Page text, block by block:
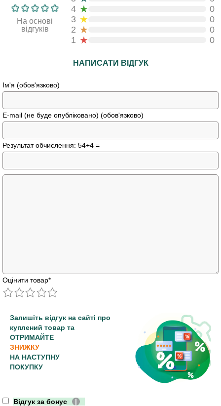
На основі
відгуків
4 ★
0
3 ★
0
2 ★
0
1 ★ 0
НАПИСАТИ ВІДГУК
Ім'я (обов'язково)
E-mail (не буде опубліковано) (обов'язково)
Результат обчислення: 54+4 =
Оцінити товар*
Залишіть відгук на сайті про
куплений товар та
ОТРИМАЙТЕ
ЗНИЖКУ
НА НАСТУПНУ
ПОКУПКУ
Відгук за бонус
|